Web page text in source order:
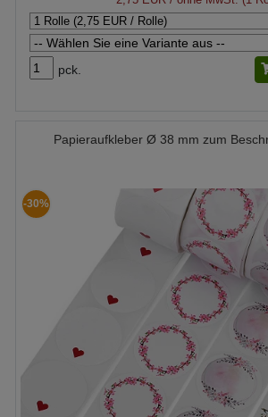
pck.
Papieraufkleber Ø 38 mm zum
-30%